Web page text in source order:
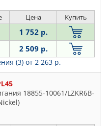
Цена Купить
1 752 р.
2 509 р.
(3) от 2 263 р.
18855-10061/LZKR6B-